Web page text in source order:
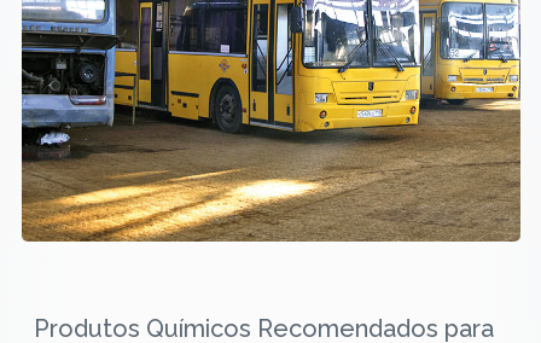
Produtos Químicos Recomendados para